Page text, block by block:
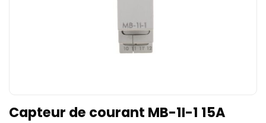
Capteur de courant MB-1I-1 15A